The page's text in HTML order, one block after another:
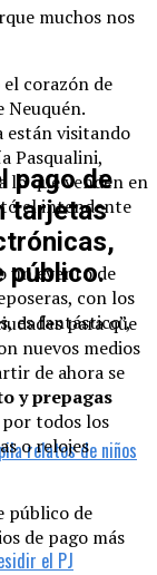
muchos nos
el corazón de
Neuquén.
están visitando
Pasqualini,
lo que venden en
el intendente
un evento de
con los
es fantástico”,
relatos de niños
el PJ
pago de
tarjetas
público.
para que
nuevos medios
de ahora se
y prepagas
todos los
o relojes
público de
de pago más